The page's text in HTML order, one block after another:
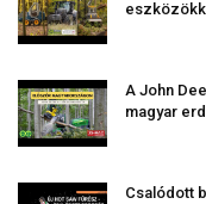
A John
magyar
Csalódott